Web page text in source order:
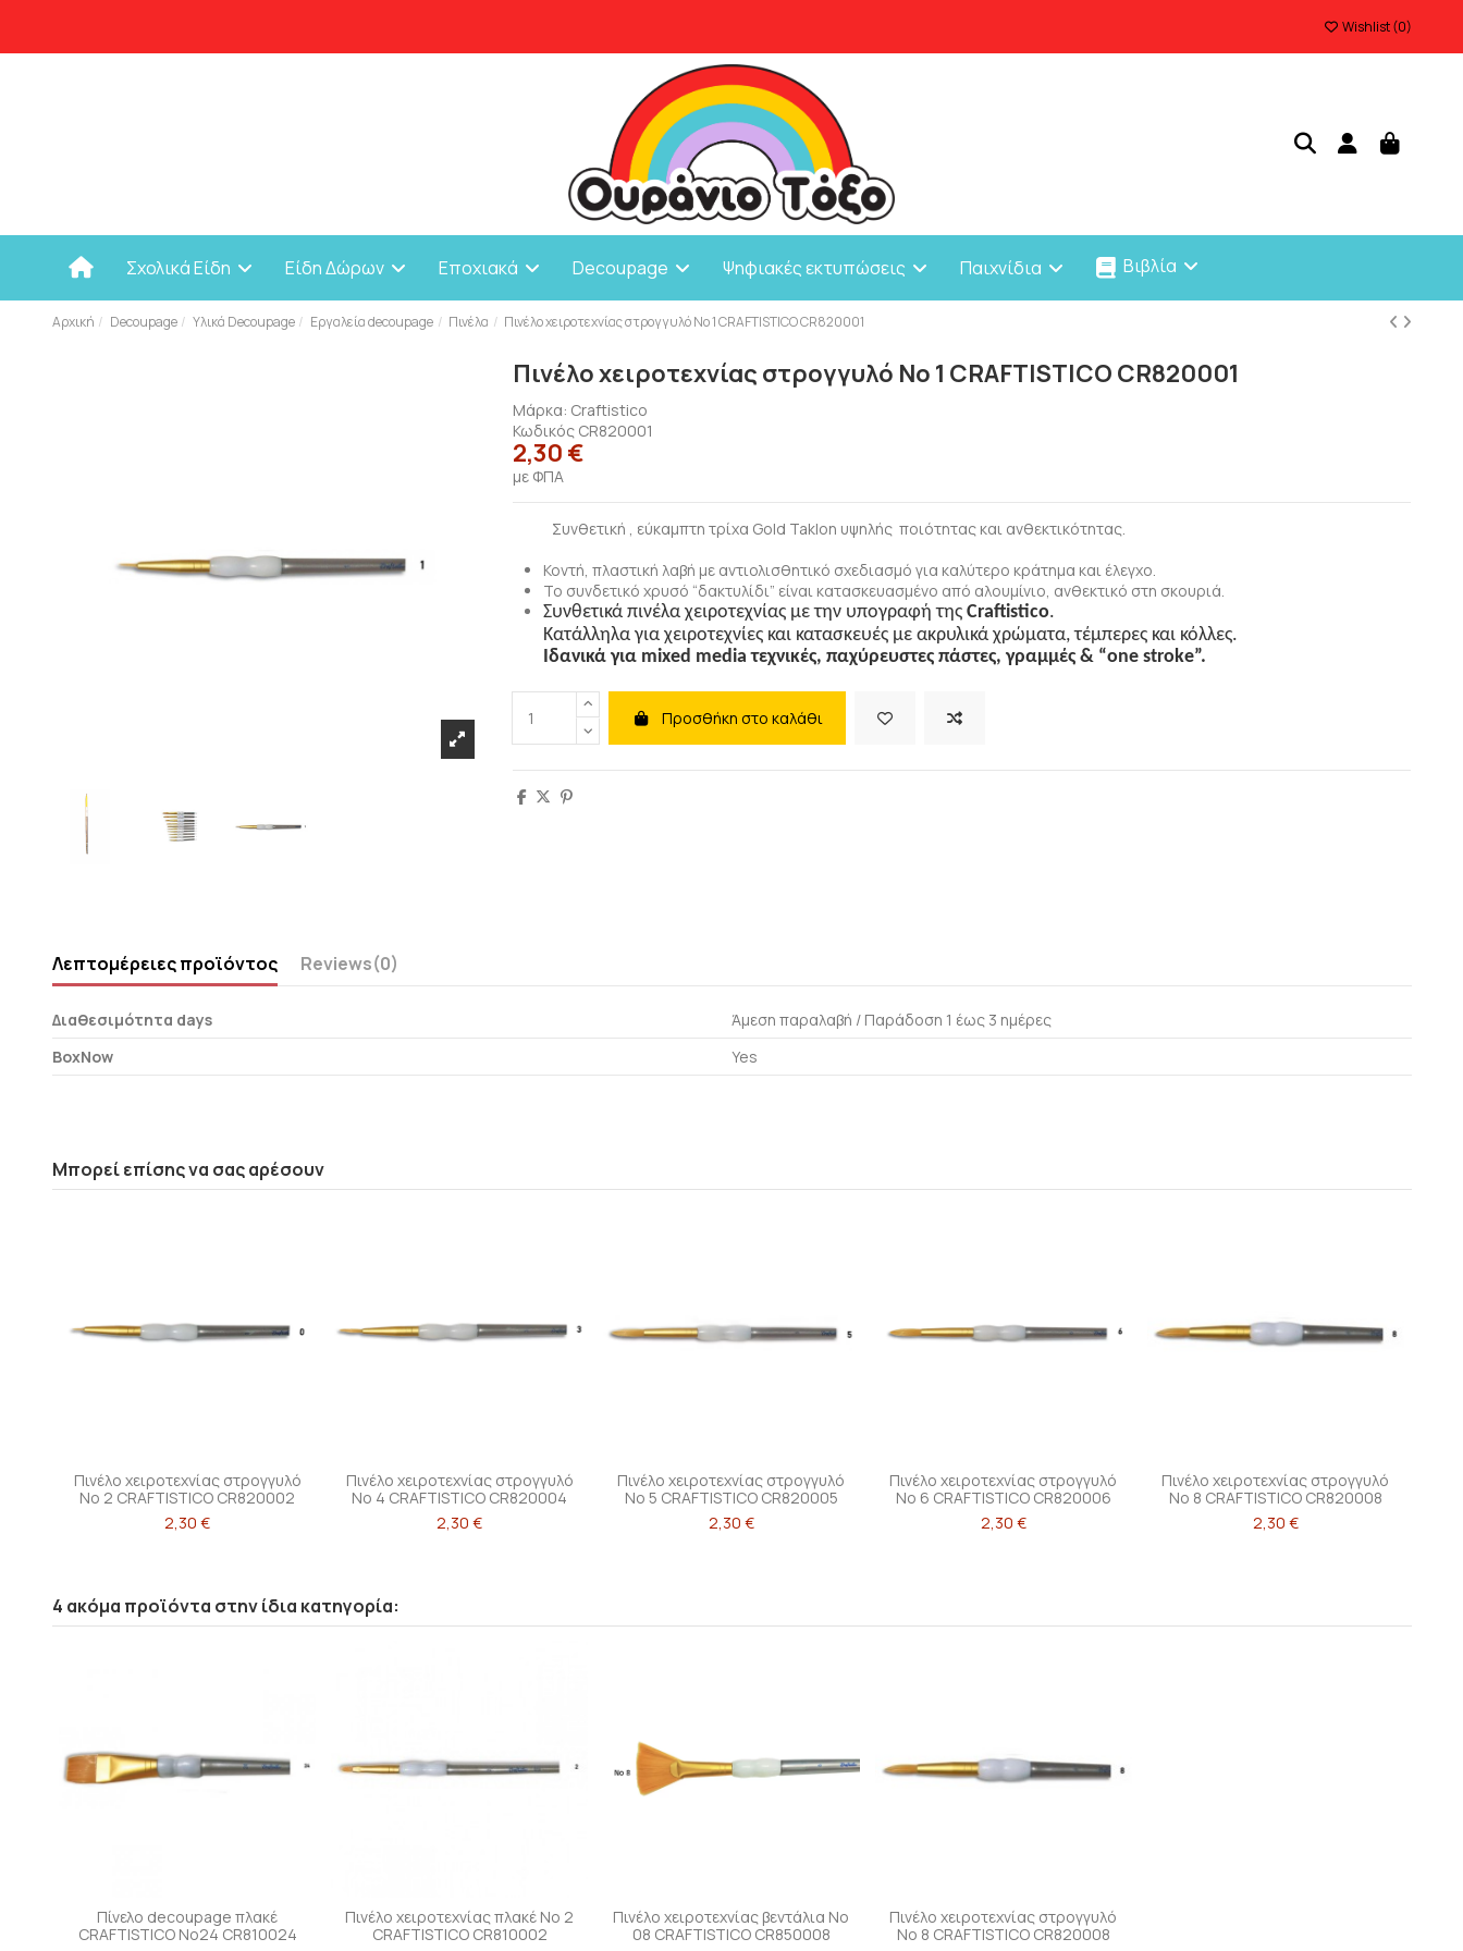
Wishlist (0)
Σχολικά Είδη Είδη Δώρων Εποχιακά Decoupage Ψηφιακές εκτυπώσεις Παιχνίδια Βιβλία
Αρχική Decoupage Υλικά Decoupage Εργαλεία decoupage Πινέλα Πινέλο χειροτεχνίας στρογγυλό Νο 1 CRAFTISTICO CR820001
Πινέλο χειροτεχνίας στρογγυλό Νο 1 CRAFTISTICO CR820001
Μάρκα: Craftistico
Κωδικός CR820001
2,30 €
με ΦΠΑ
Συνθετική , εύκαμπτη τρίχα Gold Taklon υψηλής ποιότητας και ανθεκτικότητας.
Κοντή, πλαστική λαβή με αντιολισθητικό σχεδιασμό για καλύτερο κράτημα και έλεγχο.
Το συνδετικό χρυσό “δακτυλίδι” είναι κατασκευασμένο από αλουμίνιο, ανθεκτικό στη σκουριά.
Συνθετικά πινέλα χειροτεχνίας με την υπογραφή της Craftistico.
Κατάλληλα για χειροτεχνίες και κατασκευές με ακρυλικά χρώματα, τέμπερες και κόλλες.
Ιδανικά για mixed media τεχνικές, παχύρευστες πάστες, γραμμές & “one stroke”.
Προσθήκη στο καλάθι
Λεπτομέρειες προϊόντος Reviews(0)
Διαθεσιμότητα days
Άμεση παραλαβή / Παράδoση 1 έως 3 ημέρες
BoxNow
Yes
Μπορεί επίσης να σας αρέσουν
Πινέλο χειροτεχνίας στρογγυλό
Νο 2 CRAFTISTICO CR820002
2,30 €
Πινέλο χειροτεχνίας στρογγυλό
Νο 4 CRAFTISTICO CR820004
2,30 €
Πινέλο χειροτεχνίας στρογγυλό
Νο 5 CRAFTISTICO CR820005
2,30 €
Πινέλο χειροτεχνίας στρογγυλό
Νο 6 CRAFTISTICO CR820006
2,30 €
Πινέλο χειροτεχνίας στρογγυλό
Νο 8 CRAFTISTICO CR820008
2,30 €
4 ακόμα προϊόντα στην ίδια κατηγορία:
Πίνελο decoupage πλακέ
CRAFTISTICO No24 CR810024
Πινέλο χειροτεχνίας πλακέ Νο 2
CRAFTISTICO CR810002
Πινέλο χειροτεχνίας βεντάλια Νο
08 CRAFTISTICO CR850008
Πινέλο χειροτεχνίας στρογγυλό
Νο 8 CRAFTISTICO CR820008